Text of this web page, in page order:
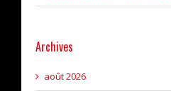
Archives
août 2026